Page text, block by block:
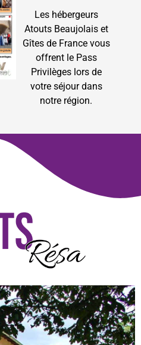
Les hébergeurs
Atouts Beaujolais et
Gîtes de France vous
offrent le Pass
Privilèges lors de
votre séjour dans
notre région.